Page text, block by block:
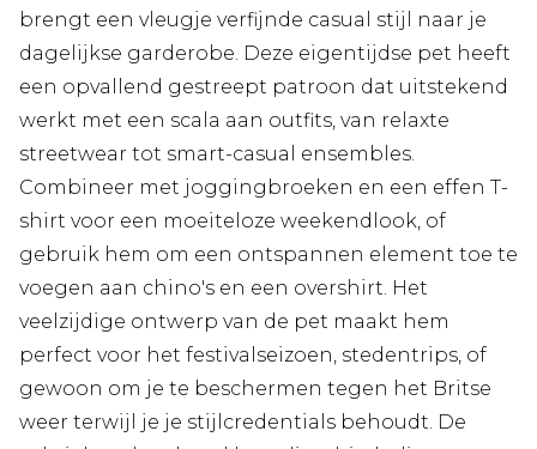
brengt een vleugje verfijnde casual stijl naar je
dagelijkse garderobe. Deze eigentijdse pet heeft
een opvallend gestreept patroon dat uitstekend
werkt met een scala aan outfits, van relaxte
streetwear tot smart-casual ensembles.
Combineer met joggingbroeken en een effen T-
shirt voor een moeiteloze weekendlook, of
gebruik hem om een ontspannen element toe te
voegen aan chino's en een overshirt. Het
veelzijdige ontwerp van de pet maakt hem
perfect voor het festivalseizoen, stedentrips, of
gewoon om je te beschermen tegen het Britse
weer terwijl je je stijlcredentials behoudt. De